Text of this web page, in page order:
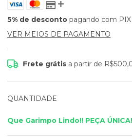
5% de desconto pagando com PIX
VER MEIOS DE PAGAMENTO
Frete grátis a partir de
QUANTIDADE
Que Garimpo Lindo!! PEÇA ÚNICA!